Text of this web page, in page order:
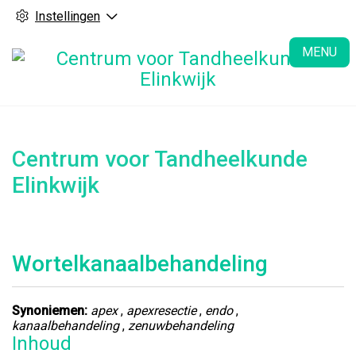
Instellingen
MENU
Centrum voor Tandheelkunde
Elinkwijk
Wortelkanaalbehandeling
Synoniemen: apex, apexresectie, endo,
kanaalbehandeling, zenuwbehandeling
Inhoud